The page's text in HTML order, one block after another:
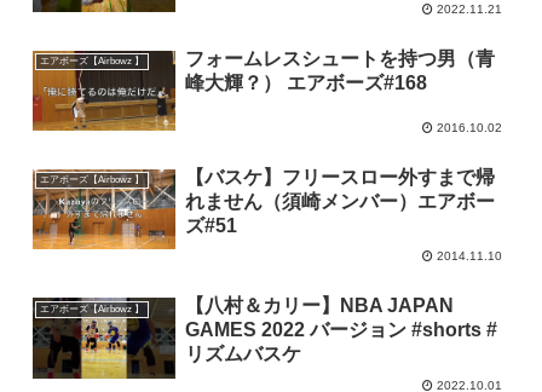
2022.11.21
エアボーズ【Airbowz 】
フォームレスシュートを持つ男（青
峰大輝？） エアボーズ#168
2016.10.02
エアボーズ【Airbowz 】
【バスケ】フリースロー外すまで帰
れません（須崎メンバー）エアボー
ズ#51
2014.11.10
エアボーズ【Airbowz 】
【八村＆カリー】NBA JAPAN
GAMES 2022 バージョン #shorts #
リズムバスケ
2022.10.01